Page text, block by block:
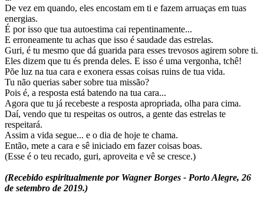
De vez em quando, eles encostam em ti e fazem arruaças em tuas
energias.
É por isso que tua autoestima cai repentinamente...
E erroneamente tu achas que isso é saudade das estrelas.
Guri, é tu mesmo que dá guarida para esses trevosos agirem sobre ti.
Eles dizem que tu és prenda deles. E isso é uma vergonha, tchê!
Põe luz na tua cara e exonera essas coisas ruins de tua vida.
Tu não querias saber sobre tua missão?
Pois é, a resposta está batendo na tua cara...
Agora que tu já recebeste a resposta apropriada, olha para cima.
Daí, vendo que tu respeitas os outros, a gente das estrelas te
respeitará.
Assim a vida segue... e o dia de hoje te chama.
Então, mete a cara e sê iniciado em fazer coisas boas.
(Esse é o teu recado, guri, aproveita e vê se cresce.)
(Recebido espiritualmente por Wagner Borges - Porto Alegre, 26
de setembro de 2019.)